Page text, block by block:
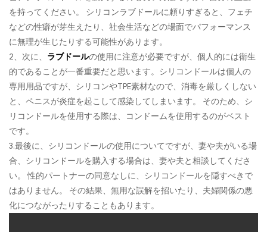
を持ってください。 シリコンラブドールに頼りすぎると、フェチ
などの性癖が芽生えたり、社会生活などの場面でパフォーマンス
に無理が生じたりする可能性があります。
2、次に、 ラブドールの使用に注意が必要ですが、個人的には衛生
的であることが一番重要だと思います。シリコンドールは個人の
専用用品ですが、シリコンやTPE素材なので、消毒を厳しくしない
と、ペニスが炎症を起こして感染してしまいます。 そのため、シ
リコンドールを使用する際は、コンドームを使用するのがベスト
です。
3.最後に、シリコンドールの使用についてですが、妻や夫がいる場
合、シリコンドールを購入する場合は、妻や夫と相談してくださ
い。 性的パートナーの同意なしに、シリコンドールを隠すべきで
はありません。 その結果、無用な誤解を招いたり、夫婦関係の悪
化につながったりすることもあります。